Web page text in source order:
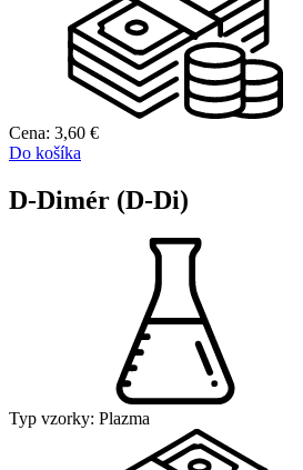
Cena: 3,60 €
Do košíka
D-Dimér (D-Di)
Typ vzorky: Plazma